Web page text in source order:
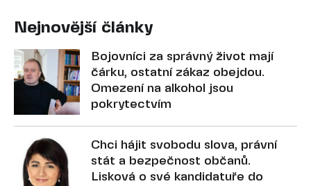
Nejnovější články
Bojovníci za správný život mají
čárku, ostatní zákaz obejdou.
Omezení na alkohol jsou
pokrytectvím
Chci hájit svobodu slova, právní
stát a bezpečnost občanů.
Lisková o své kandidatuře do